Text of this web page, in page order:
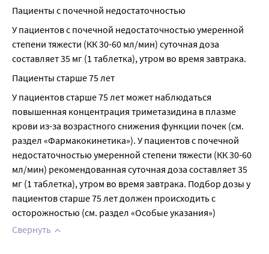
Пациенты с почечной недостаточностью
У пациентов с почечной недостаточностью умеренной
степени тяжести (КК 30-60 мл/мин) суточная доза
составляет 35 мг (1 таблетка), утром во время завтрака.
Пациенты старше 75 лет
У пациентов старше 75 лет может наблюдаться
повышенная концентрация триметазидина в плазме
крови из-за возрастного снижения функции почек (см.
раздел «Фармакокинетика»). У пациентов с почечной
недостаточностью умеренной степени тяжести (КК 30-60
мл/мин) рекомендованная суточная доза составляет 35
мг (1 таблетка), утром во время завтрака. Подбор дозы у
пациентов старше 75 лет должен происходить с
осторожностью (см. раздел «Особые указания»)
Свернуть